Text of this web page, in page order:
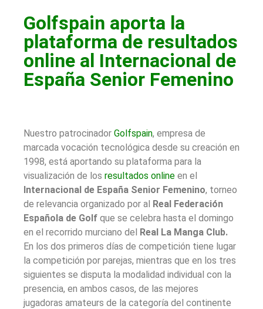
Golfspain aporta la
plataforma de resultados
online al Internacional de
España Senior Femenino
Nuestro patrocinador Golfspain, empresa de
marcada vocación tecnológica desde su creación en
1998, está aportando su plataforma para la
visualización de los resultados online en el
Internacional de España Senior Femenino, torneo
de relevancia organizado por al Real Federación
Española de Golf que se celebra hasta el domingo
en el recorrido murciano del Real La Manga Club.
En los dos primeros días de competición tiene lugar
la competición por parejas, mientras que en los tres
siguientes se disputa la modalidad individual con la
presencia, en ambos casos, de las mejores
jugadoras amateurs de la categoría del continente